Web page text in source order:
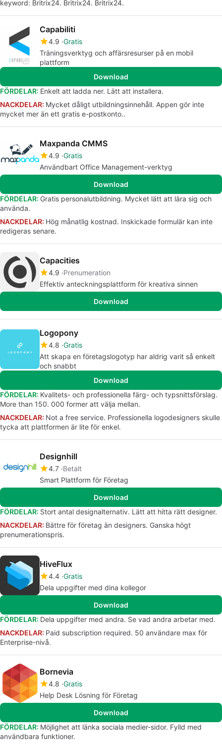
keyword: Britrix24. Britrix24. Britrix24.
Capabiliti
4.9 Gratis
Träningsverktyg och affärsresurser på en mobil
plattform
Download
FÖRDELAR: Enkelt att ladda ner. Lätt att installera.
NACKDELAR: Mycket dåligt utbildningsinnehåll. Appen gör inte
mycket mer än ett gratis e-postkonto..
Maxpanda CMMS
4.9 Gratis
Användbart Office Management-verktyg
Download
FÖRDELAR: Gratis personalutbildning. Mycket lätt att lära sig och
använda.
NACKDELAR: Hög månatlig kostnad. Inskickade formulär kan inte
redigeras senare.
Capacities
4.9 Prenumeration
Effektiv anteckningsplattform för kreativa sinnen
Download
Logopony
4.8 Gratis
Att skapa en företagslogotyp har aldrig varit så enkelt
och snabbt
Download
FÖRDELAR: Kvalitets- och professionella färg- och typsnittsförslag.
More than 150. 000 former att välja mellan.
NACKDELAR: Not a free service. Professionella logodesigners skulle
tycka att plattformen är lite för enkel.
Designhill
4.7 Betalt
Smart Plattform för Företag
Download
FÖRDELAR: Stort antal designalternativ. Lätt att hitta rätt designer.
NACKDELAR: Bättre för företag än designers. Ganska högt
prenumerationspris.
HiveFlux
4.4 Gratis
Dela uppgifter med dina kollegor
Download
FÖRDELAR: Dela uppgifter med andra. Se vad andra arbetar med.
NACKDELAR: Paid subscription required. 50 användare max för
Enterprise-nivå.
Bornevia
4.8 Gratis
Help Desk Lösning för Företag
Download
FÖRDELAR: Möjlighet att länka sociala medier-sidor. Fylld med
användbara funktioner.